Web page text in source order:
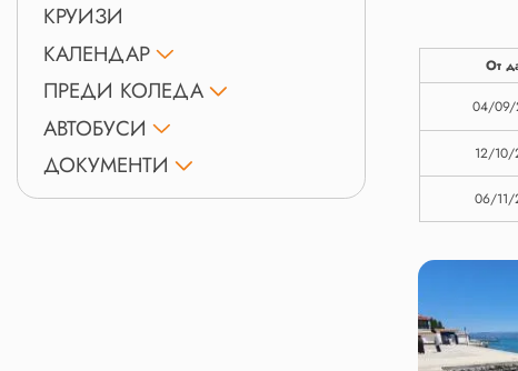
КРУИЗИ
КАЛЕНДАР
ПРЕДИ КОЛЕДА
АВТОБУСИ
ДОКУМЕНТИ
От
04/09/
12/
06/11/